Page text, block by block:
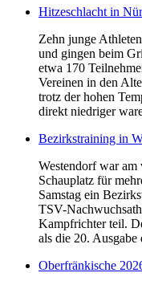
Hitzeschlacht in
Zehn junge
und gingen beim
etwa 170
Vereinen in den
trotz der hohen
direkt niedriger
Bezirkstraining in
Westendorf war am
Schauplatz für
Samstag ein
TSV-
Kampfrichter teil.
als die 20. Ausgabe
Oberfränkische